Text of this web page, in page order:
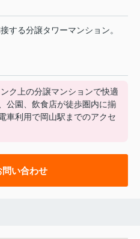
する分譲タワーマンション。
ク上の分譲マンションで快適
公園、飲食店が徒歩圏内に揃
車利用で岡山駅までのアクセ
問い合わせ